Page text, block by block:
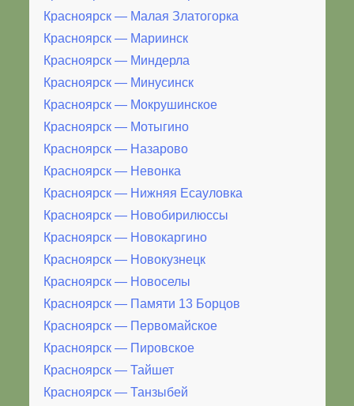
Красноярск — Малая Златогорка
Красноярск — Мариинск
Красноярск — Миндерла
Красноярск — Минусинск
Красноярск — Мокрушинское
Красноярск — Мотыгино
Красноярск — Назарово
Красноярск — Невонка
Красноярск — Нижняя Есауловка
Красноярск — Новобирилюссы
Красноярск — Новокаргино
Красноярск — Новокузнецк
Красноярск — Новоселы
Красноярск — Памяти 13 Борцов
Красноярск — Первомайское
Красноярск — Пировское
Красноярск — Тайшет
Красноярск — Танзыбей